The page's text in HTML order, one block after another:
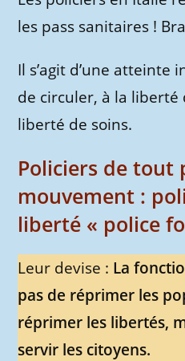
les pass sanitaires !
Il s’agit d’une
de circuler, à la liberté
liberté de soins.
Policiers de tout
mouvement :
liberté « police
Leur devise : La
pas de réprimer les
réprimer les libertés,
servir les citoyens.